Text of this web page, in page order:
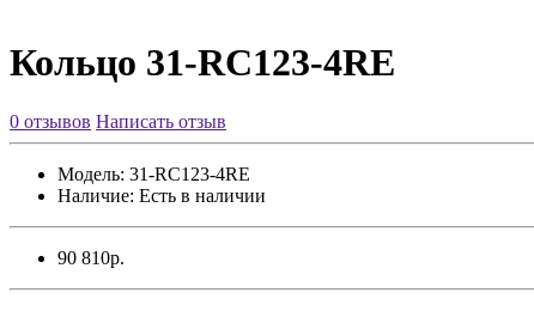
Кольцо 31-RC123-4RE
0 отзывов Написать отзыв
Модель: 31-RC123-4RE
Наличие: Есть в наличии
90 810р.